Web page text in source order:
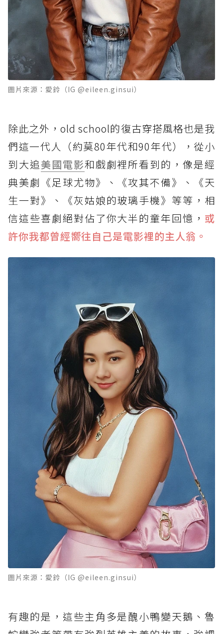
圖片來源：愛鈴（IG @eileen.ginsui）
除此之外，old school的復古穿搭風格也是我
們這一代人（約莫80年代和90年代），從小
到大追美國電影和戲劇裡所看到的，像是經
典美劇《足球尤物》、《攻其不備》、《天
生一對》、《灰姑娘的玻璃手機》等等，相
信這些喜劇絕對佔了你大半的童年回憶， 或
許你我都曾經嚮往自己是電影裡的主人翁。
圖片來源：愛鈴（IG @eileen.ginsui）
有趣的是，這些主角多是醜小鴨變天鵝、魯